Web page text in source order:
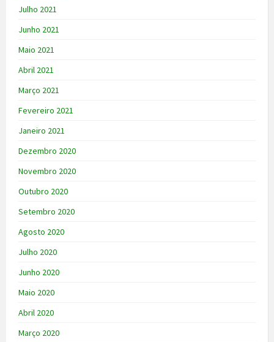
Julho 2021
Junho 2021
Maio 2021
Abril 2021
Março 2021
Fevereiro 2021
Janeiro 2021
Dezembro 2020
Novembro 2020
Outubro 2020
Setembro 2020
Agosto 2020
Julho 2020
Junho 2020
Maio 2020
Abril 2020
Março 2020